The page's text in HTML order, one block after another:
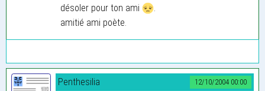
désoler pour ton ami
amitié ami poète.
12/10/2004 00:00
Penthesilia